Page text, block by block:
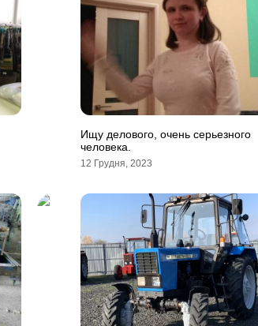
Ищу делового, очень серьезного
человека.
12 Грудня, 2023